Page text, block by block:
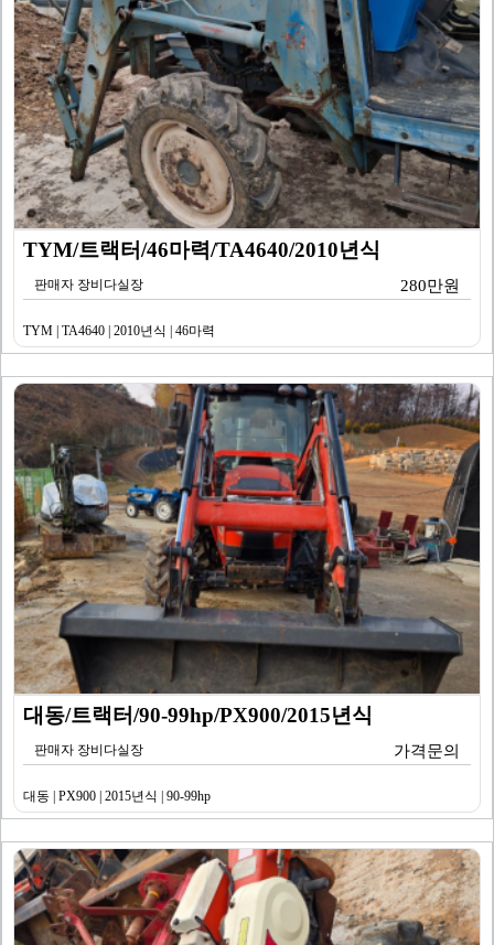
TYM/트랙터/46마력/TA4640/2010년식
판매자 장비다실장 280만원
TYM | TA4640 | 2010년식 | 46마력
대동/트랙터/90-99hp/PX900/2015년식
판매자 장비다실장 가격문의
대동 | PX900 | 2015년식 | 90-99hp